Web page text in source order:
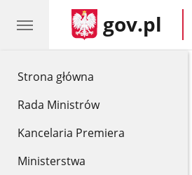
Strona główna
Rada Ministrów
Kancelaria Premiera
Ministerstwa
gov.pl